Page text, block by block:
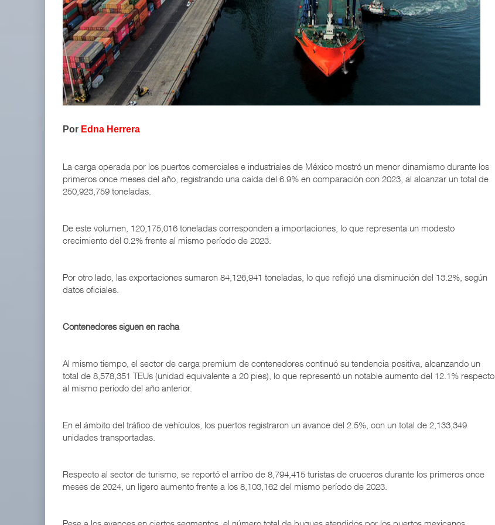
Por Edna Herrera
La carga operada por los puertos comerciales e industriales de México mostró un menor dinamismo durante los
primeros once meses del año, registrando una caída del 6.9% en comparación con 2023, al alcanzar un total de
250,923,759 toneladas.
De este volumen, 120,175,016 toneladas corresponden a importaciones, lo que representa un modesto
crecimiento del 0.2% frente al mismo período de 2023.
Por otro lado, las exportaciones sumaron 84,126,941 toneladas, lo que reflejó una disminución del 13.2%, según
datos oficiales.
Contenedores siguen en racha
Al mismo tiempo, el sector de carga premium de contenedores continuó su tendencia positiva, alcanzando un
total de 8,578,351 TEUs (unidad equivalente a 20 pies), lo que representó un notable aumento del 12.1% respecto
al mismo período del año anterior.
En el ámbito del tráfico de vehículos, los puertos registraron un avance del 2.5%, con un total de 2,133,349
unidades transportadas.
Respecto al sector de turismo, se reportó el arribo de 8,794,415 turistas de cruceros durante los primeros once
meses de 2024, un ligero aumento frente a los 8,103,162 del mismo período de 2023.
APM Terminals incrementa equipamiento para movi
05 AGO 2026
TMAZ eleva 77% movimiento portuario y servicios
05 AGO 2026
APM Terminals incrementa equipamiento para movi
05 AGO 2026
TMAZ eleva 77% movimiento portuario y servicios